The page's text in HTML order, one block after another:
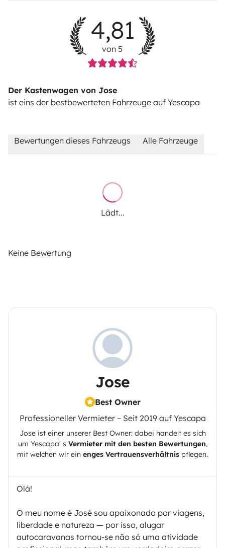
4,81
von 5
Der Kastenwagen von Jose
ist eins der bestbewerteten Fahrzeuge auf Yescapa
Bewertungen dieses Fahrzeugs Alle Fahrzeuge
Lädt...
Keine Bewertung
Jose
Best Owner
Professioneller Vermieter – Seit 2019 auf Yescapa
Joseist einer unserer Best Owner: dabei handelt es sich
um Yescapa' s Vermieter mit den besten Bewertungen,
mit welchen wir ein enges Vertrauensverhältnis pflegen.
Olá!
O meu nome é José sou apaixonado por viagens,
liberdade e natureza — por isso, alugar
autocaravanas tornou-se não só uma atividade